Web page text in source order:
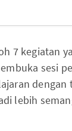
7 kegiatan
sesi
dengan
lebih